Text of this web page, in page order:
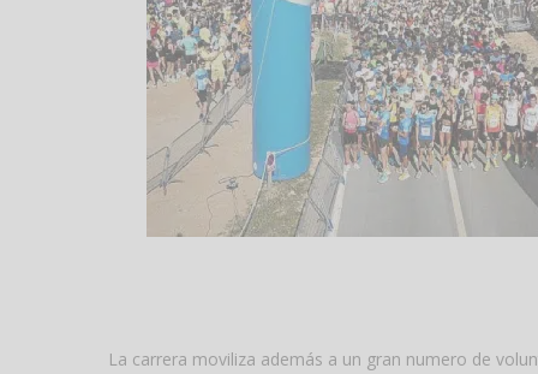
La carrera moviliza además a un gran numero de